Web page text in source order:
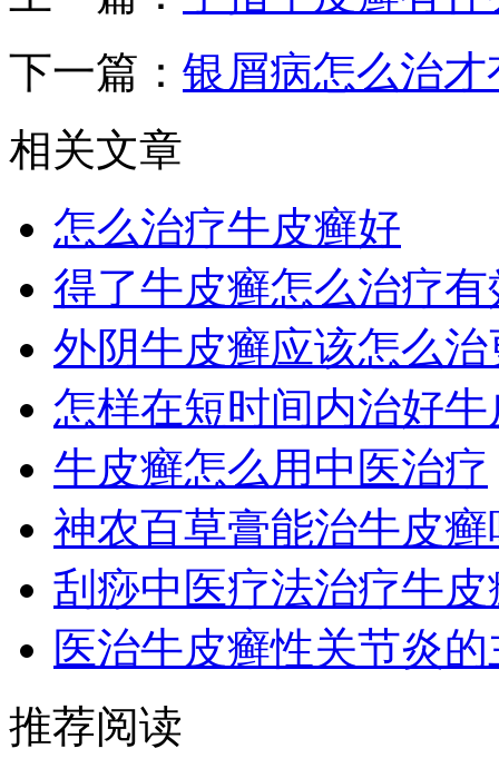
下一篇： 银屑病怎么治
相关文章
怎么治疗牛皮癣好
得了牛皮癣怎么治疗有
外阴牛皮癣应该怎么治
怎样在短时间内治好
牛皮癣怎么用中医治疗
神农百草膏能治牛皮癣
刮痧中医疗法治疗牛皮
医治牛皮癣性关节炎
推荐阅读